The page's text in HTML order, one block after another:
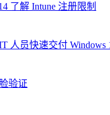
了解 Intune 注册限制
人员快速交付 Windows
验证